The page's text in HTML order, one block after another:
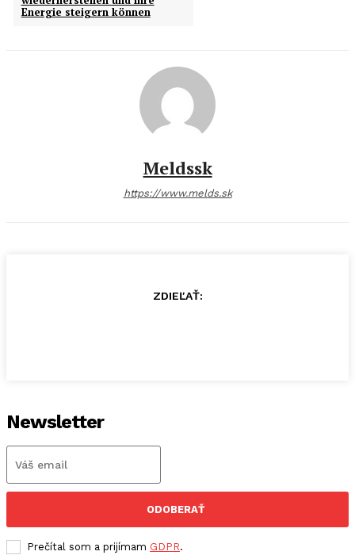
Energie steigern können
Meldssk
https://www.melds.sk
ZDIEĽAŤ:
Newsletter
ODOBERAŤ
Prečítal som a prijímam GDPR.